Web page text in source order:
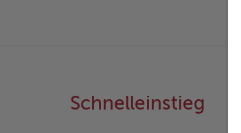
Schnelleinstieg